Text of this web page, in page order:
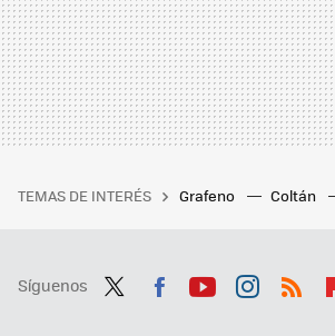
TEMAS DE INTERÉS Grafeno Coltán
Síguenos